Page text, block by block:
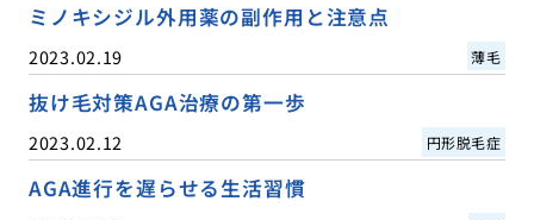
ミノキシジル外用薬の副作用と注意点
2023.02.19 薄毛
抜け毛対策AGA治療の第一歩
2023.02.12 円形脱毛症
AGA進行を遅らせる生活習慣